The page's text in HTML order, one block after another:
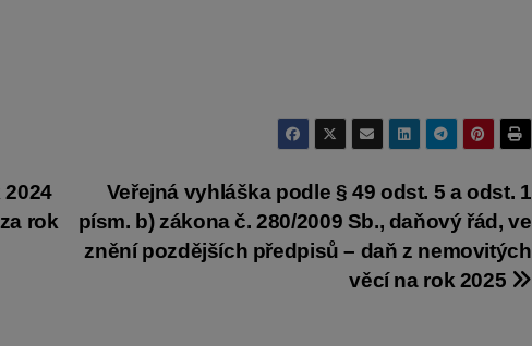
Veřejná vyhláška podle § 49 odst. 5 a odst. 1
písm. b) zákona č. 280/2009 Sb., daňový řád, ve
znění pozdějších předpisů – daň z nemovitých
věcí na rok 2025
rok